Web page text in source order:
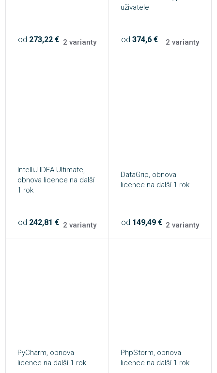
od 273,22 € 2 varianty
uživatele
od 374,6 € 2 varianty
IntelliJ IDEA Ultimate,
obnova licence na další
1 rok
od 242,81 € 2 varianty
DataGrip, obnova
licence na další 1 rok
od 149,49 € 2 varianty
PyCharm, obnova
licence na další 1 rok
PhpStorm, obnova
licence na další 1 rok